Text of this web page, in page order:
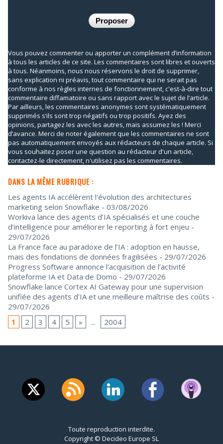
Vous pouvez commenter ou apporter un complément d’information
à tous les articles de ce site. Les commentaires sont libres et ouverts
à tous. Néanmoins, nous nous réservons le droit de supprimer,
sans explication ni préavis, tout commentaire qui ne serait pas
conforme à nos règles internes de fonctionnement, c'est-à-dire tout
commentaire diffamatoire ou sans rapport avec le sujet de l’article.
Par ailleurs, les commentaires anonymes sont systématiquement
supprimés s’ils sont trop négatifs ou trop positifs. Ayez des
opinions, partagez les avec les autres, mais assumez les ! Merci
d’avance. Merci de noter également que les commentaires ne sont
pas automatiquement envoyés aux rédacteurs de chaque article. Si
vous souhaitez poser une question au rédacteur d'un article,
contactez-le directement, n'utilisez pas les commentaires.
DANS LA MÊME RUBRIQUE :
Les agents IA accélèrent l'évolution des architectures
marketing selon Snowflake - 03/08/2026
Workiva lance des agents d’IA spécialisés et une couche
d’intelligence pour améliorer le reporting à fort enjeu -
29/07/2026
La France face au paradoxe de l’IA : adoption en hausse,
mais des fondations de données fragilisées - 29/07/2026
Progress Software annonce l'acquisition de l’activité
plateforme IA et Data de Domo - 29/07/2026
Snowflake lance Cortex AI Gateway pour une supervision
unifiée des agents d'IA et une meilleure maîtrise des coûts -
29/07/2026
1
2 3 4 5 » ... 2004
Toute reproduction interdite.
Copyright © Decideo Europe SL